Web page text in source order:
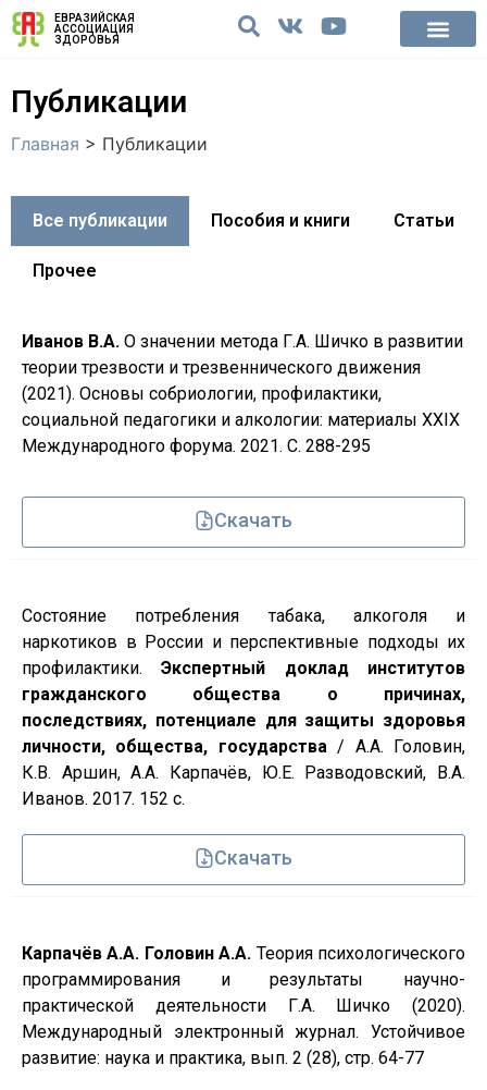
ЕВРАЗИЙСКАЯ
АССОЦИАЦИЯ
ЗДОРОВЬЯ
Публикации
Главная > Публикации
Все публикации Пособия и книги Статьи
Прочее
Иванов В.А. О значении метода Г.А. Шичко в развитии
теории трезвости и трезвеннического движения
(2021). Основы собриологии, профилактики,
социальной педагогики и алкологии: материалы XXIX
Международного форума. 2021. С. 288-295
Скачать
Состояние потребления табака, алкоголя и
наркотиков в России и перспективные подходы их
профилактики.Экспертный доклад институтов
гражданского общества о причинах,
последствиях, потенциале для защиты здоровья
личности, общества, государства/ А.А. Головин,
К.В. Аршин, А.А. Карпачёв, Ю.Е. Разводовский, В.А.
Иванов. 2017. 152 с.
Скачать
Карпачёв А.А. Головин А.А. Теория психологического
программирования и результаты научно-
практической деятельности Г.А. Шичко (2020).
Международный электронный журнал. Устойчивое
развитие: наука и практика, вып. 2 (28), стр. 64-77